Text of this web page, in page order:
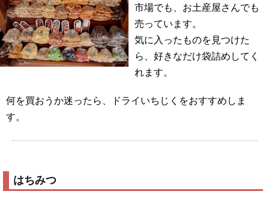
市場でも、お土産屋さんでも
売っています。
気に入ったものを見つけた
ら、好きなだけ袋詰めしてく
れます。
何を買おうか迷ったら、ドライいちじくをおすすめしま
す。
はちみつ